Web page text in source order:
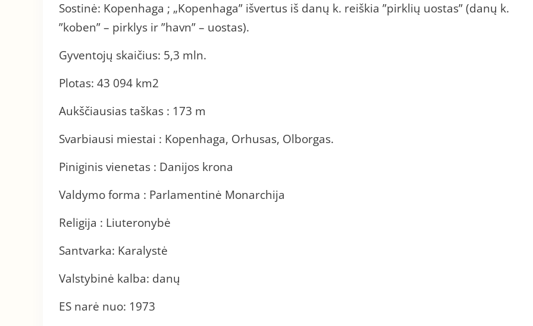
Sostinė: Kopenhaga ; „Kopenhaga” išvertus iš danų k. reiškia ”pirklių uostas” (danų k.
”koben” – pirklys ir ”havn” – uostas).
Gyventojų skaičius: 5,3 mln.
Plotas: 43 094 km2
Aukščiausias taškas : 173 m
Svarbiausi miestai : Kopenhaga, Orhusas, Olborgas.
Piniginis vienetas : Danijos krona
Valdymo forma : Parlamentinė Monarchija
Religija : Liuteronybė
Santvarka: Karalystė
Valstybinė kalba: danų
ES narė nuo: 1973